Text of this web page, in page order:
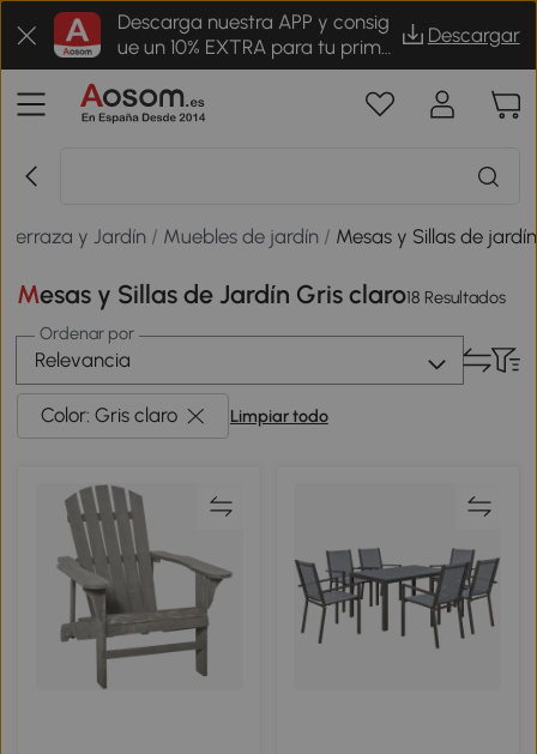
Descarga nuestra APP y consig
ue un 10% EXTRA para tu prime
r pedido
Descargar
Terraza y Jardín / Muebles de jardín / Mesas y Sillas de jardín
Mesas y Sillas de Jardín Gris claro18 Resultados
Ordenar por
Relevancia
Color: Gris claro Limpiar todo